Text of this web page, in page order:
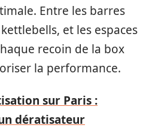
Entre les barres
et les espaces
recoin de la box
la performance.
sur Paris :
dératisateur